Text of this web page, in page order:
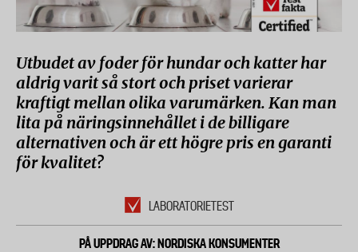
Utbudet av foder för hundar och katter har
aldrig varit så stort och priset varierar
kraftigt mellan olika varumärken. Kan man
lita på näringsinnehållet i de billigare
alternativen och är ett högre pris en garanti
för kvalitet?
LABORATORIETEST
PÅ UPPDRAG AV: NORDISKA KONSUMENTER